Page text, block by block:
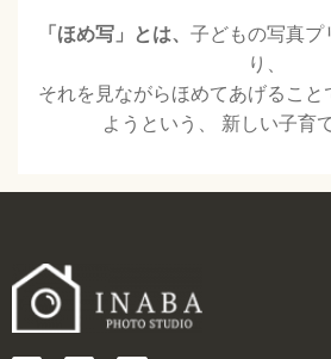
「ほめ写」とは、 子どもの写真プ
り、
それを見ながらほめてあげるこ
ようという、 新しい子育